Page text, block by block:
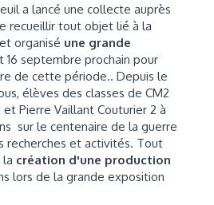
a lancé une collecte auprès
recueillir tout objet lié à la
organisé une grande
16 septembre prochain pour
de cette période.. Depuis le
élèves des classes de CM2
Pierre Vaillant Couturier 2 à
sur le centenaire de la guerre
recherches et activités. Tout
la création d'une production
lors de la grande exposition